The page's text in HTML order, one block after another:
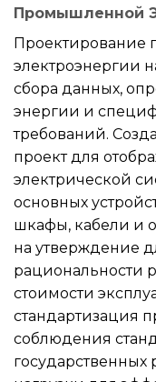
Промышленной
электроэнергии
сбора данных,
энергии и
требований.
проект для
электрической
основных
шкафы, кабели и
на утверждение
рациональности
стоимости
стандартизация
соблюдения
государственных